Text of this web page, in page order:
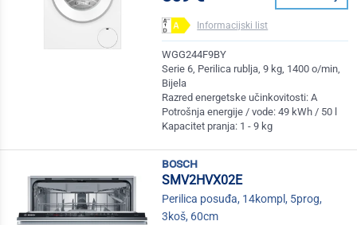
Informacijski list
WGG244F9BY
Serie 6, Perilica rublja, 9 kg, 1400 o/min,
Bijela
Razred energetske učinkovitosti: A
Potrošnja energije / vode: 49 kWh / 50 l
Kapacitet pranja: 1 - 9 kg
bosch
SMV2HVX02E
Perilica posuđa, 14kompl, 5prog,
3koš, 60cm